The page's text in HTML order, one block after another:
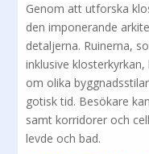
Genom att utforska
den imponerande
detaljerna. Ruinerna,
inklusive
om olika
gotisk tid. Besökare
samt korridorer och
levde och bad.